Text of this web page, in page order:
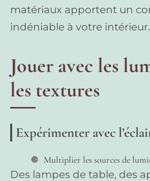
matériaux apportent un
indéniable à votre intérieur.
Jouer avec les
les textures
Expérimenter avec
Multiplier les sources de
Des lampes de table, des